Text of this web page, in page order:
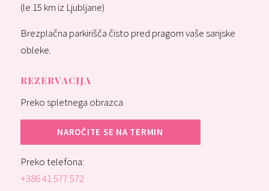
(le 15 km iz Ljubljane)
Brezplačna parkirišča čisto pred pragom vaše sanjske
obleke.
REZERVACIJA
Preko spletnega obrazca
NAROČITE SE NA TERMIN
Preko telefona:
+386 41 577 572